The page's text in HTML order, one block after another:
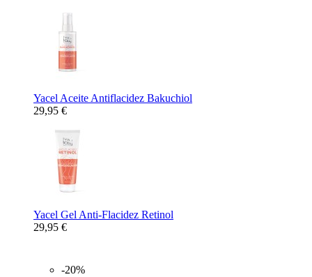
Yacel Aceite Antiflacidez Bakuchiol
29,95 €
Yacel Gel Anti-Flacidez Retinol
29,95 €
-20%